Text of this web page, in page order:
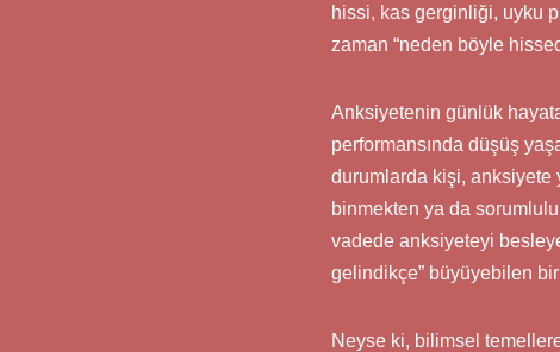
hissi, kas gerginliği, uyku
zaman “neden böyle
Anksiyetenin günlük
performansında düşüş
durumlarda kişi, anksiyete
binmekten ya da
vadede anksiyeteyi
gelindikçe” büyüyebilen
Neyse ki, bilimsel